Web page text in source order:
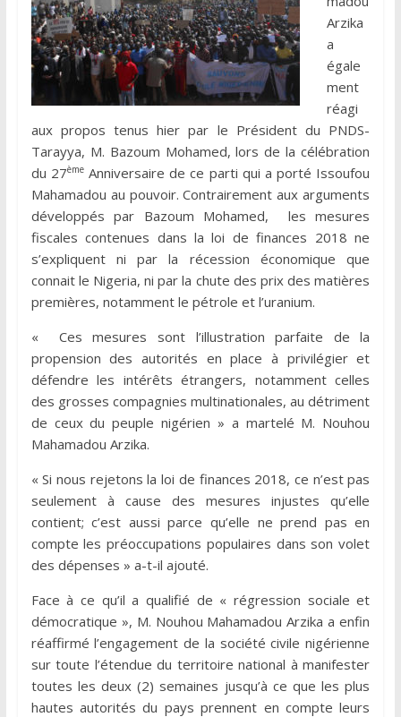
Arzika
a
égale
ment
réagi
aux propos tenus hier par le Président du PNDS-
Tarayya, M. Bazoum Mohamed, lors de la célébration
du 27èmeAnniversaire de ce parti qui a porté Issoufou
Mahamadou au pouvoir. Contrairement aux arguments
développés par Bazoum Mohamed, les mesures
fiscales contenues dans la loi de finances 2018 ne
s’expliquent ni par la récession économique que
connait le Nigeria, ni par la chute des prix des matières
premières, notamment le pétrole et l’uranium.
« Ces mesures sont l’illustration parfaite de la
propension des autorités en place à privilégier et
défendre les intérêts étrangers, notamment celles
des grosses compagnies multinationales, au détriment
de ceux du peuple nigérien » a martelé M. Nouhou
Mahamadou Arzika.
« Si nous rejetons la loi de finances 2018, ce n’est pas
seulement à cause des mesures injustes qu’elle
contient; c’est aussi parce qu’elle ne prend pas en
compte les préoccupations populaires dans son volet
des dépenses » a-t-il ajouté.
Face à ce qu’il a qualifié de « régression sociale et
démocratique », M. Nouhou Mahamadou Arzika a enfin
réaffirmé l’engagement de la société civile nigérienne
sur toute l’étendue du territoire national à manifester
toutes les deux (2) semaines jusqu’à ce que les plus
hautes autorités du pays prennent en compte leurs